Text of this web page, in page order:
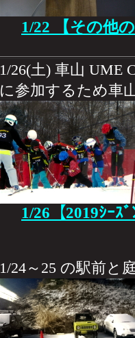
1/22 【その他
1/26(土) 車山 UME
に参加するため車
1/26【2019ｼｰｽ
1/24～25 の駅前と